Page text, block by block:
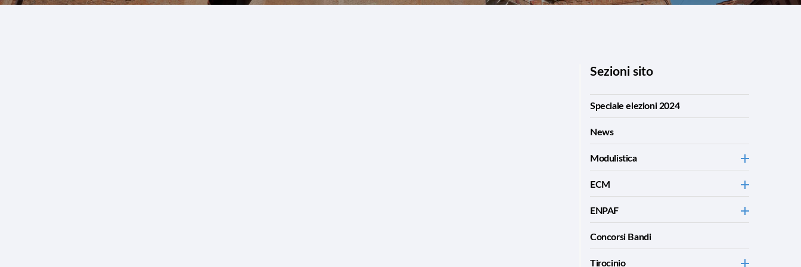
Sezioni sito
Speciale elezioni 2024
News
Modulistica
ECM
ENPAF
Concorsi Bandi
Tirocinio